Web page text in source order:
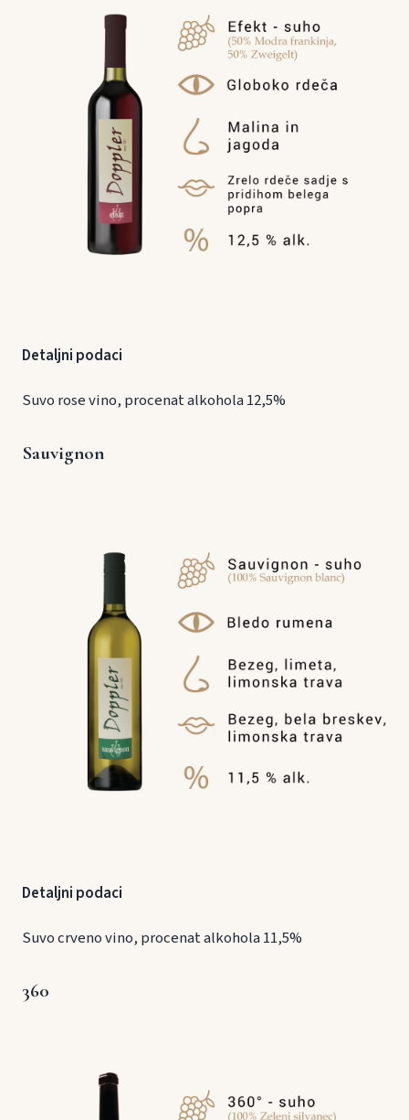
Detaljni podaci
Suvo rose vino, procenat alkohola 12,5%
Sauvignon
Detaljni podaci
Suvo crveno vino, procenat alkohola 11,5%
360